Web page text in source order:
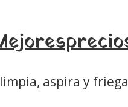
aspira y